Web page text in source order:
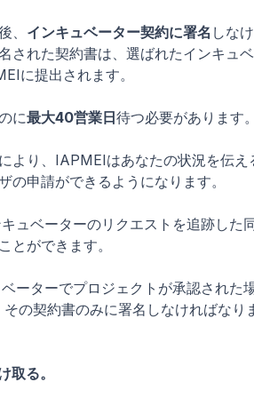
、 インキュベーター契約に署名 しな
された契約書は、選ばれたインキュ
に提出されます。
に最大40営業日待つ必要があります
より、IAPMEIはあなたの状況を伝え
の申請ができるようになります。
ュベーターのリクエストを追跡した
とができます。
ーターでプロジェクトが承認された
の契約書のみに署名しなければなり
取る。